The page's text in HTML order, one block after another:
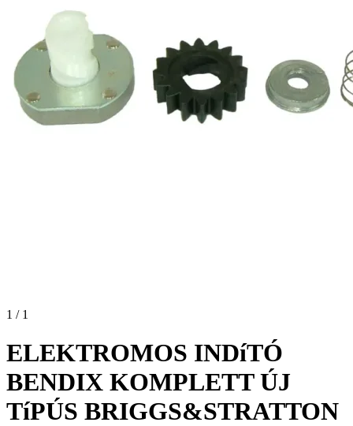
1 / 1
ELEKTROMOS INDíTÓ
BENDIX KOMPLETT ÚJ
TíPÚS BRIGGS&STRATTON